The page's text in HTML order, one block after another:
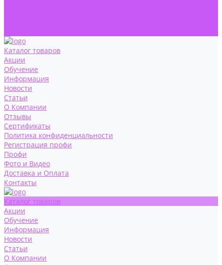
Каталог товаров
Акции
Обучение
Информация
Новости
Статьи
О Компании
Отзывы
Сертификаты
Политика конфиденциальности
Регистрация профи
Профи
Фото и Видео
Доставка и Оплата
Контакты
Каталог товаров
Акции
Обучение
Информация
Новости
Статьи
О Компании